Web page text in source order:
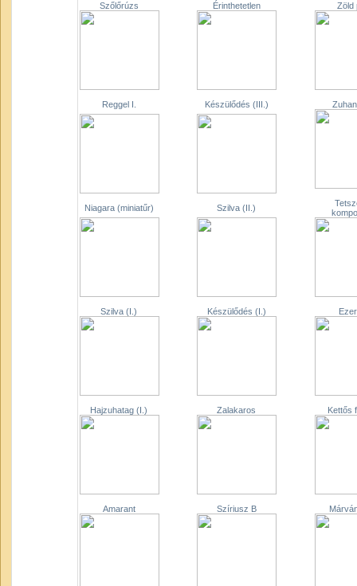
Szőlőrúzs Érinthetetlen Zöld
Reggel I. Készülődés (III.)
Niagara (miniatűr) Szilva (II.)
Szilva (I.) Készülődés (I.)
Hajzuhatag (I.) Zalakaros Kettős
Amarant Szíriusz B